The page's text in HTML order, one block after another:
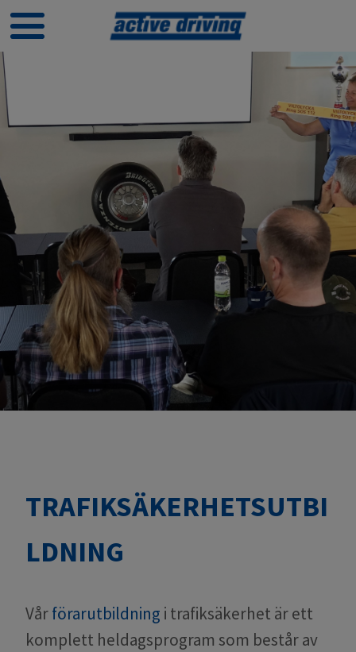
TRAFIKSÄKERHETSUTBI
LDNING
Vårförarutbildning i trafiksäkerhet är ett
komplett heldagsprogram som består av